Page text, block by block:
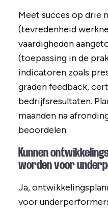
Meet succes op drie
(tevredenheid
vaardigheden
(toepassing in de
indicatoren zoals
graden feedback,
bedrijfsresultaten.
maanden na
beoordelen.
Kunnen
worden voor
Ja,
voor